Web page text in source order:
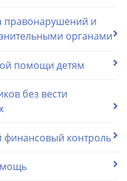
правонарушений и
органами
помощи детям
без вести
контроль